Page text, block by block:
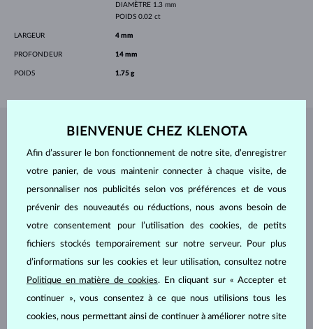
DIAMÈTRE 1.3 mm
POIDS 0.02 ct
LARGEUR 4 mm
PROFONDEUR 14 mm
POIDS 1.75 g
BIJOUX DEL'ATELIER KLENOTA
BIENVENUE CHEZ KLENOTA
Afin d’assurer le bon fonctionnement de notre site, d’enregistrer
votre panier, de vous maintenir connecter à chaque visite, de
personnaliser nos publicités selon vos préférences et de vous
prévenir des nouveautés ou réductions, nous avons besoin de
votre consentement pour l’utilisation des cookies, de petits
fichiers stockés temporairement sur notre serveur. Pour plus
d’informations sur les cookies et leur utilisation, consultez notre
Politique en matière de cookies. En cliquant sur « Accepter et
continuer », vous consentez à ce que nous utilisions tous les
cookies, nous permettant ainsi de continuer à améliorer notre site